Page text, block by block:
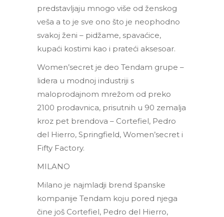
predstavljaju mnogo više od ženskog
veša a to je sve ono što je neophodno
svakoj ženi – pidžame, spavaćice,
kupaći kostimi kao i prateći aksesoar.
Women’secret je deo Tendam grupe –
lidera u modnoj industriji s
maloprodajnom mrežom od preko
2100 prodavnica, prisutnih u 90 zemalja
kroz pet brendova – Cortefiel, Pedro
del Hierro, Springfield, Women’secret i
Fifty Factory.
MILANO
Milano je najmladji brend španske
kompanije Tendam koju pored njega
čine još Cortefiel, Pedro del Hierro,